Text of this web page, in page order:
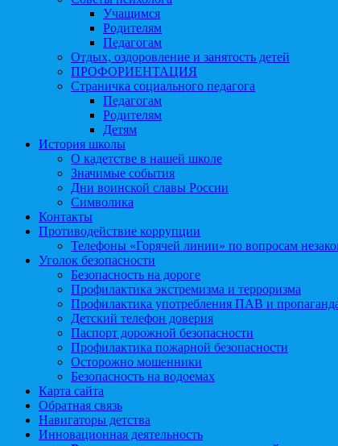
Учащимся
Родителям
Педагогам
Отдых, оздоровление и занятость детей
ПРОФОРИЕНТАЦИЯ
Страничка социального педагога
Педагогам
Родителям
Детям
История школы
О кадетстве в нашей школе
Значимые события
Дни воинской славы России
Символика
Контакты
Противодействие коррупции
Телефоны «Горячей линии» по вопросам
Уголок безопасности
Безопасность на дороге
Профилактика экстремизма и терроризма
Профилактика употребления ПАВ и
Детский телефон доверия
Паспорт дорожной безопасности
Профилактика пожарной безопасности
Осторожно мошенники
Безопасность на водоемах
Карта сайта
Обратная связь
Навигаторы детства
Инновационная деятельность